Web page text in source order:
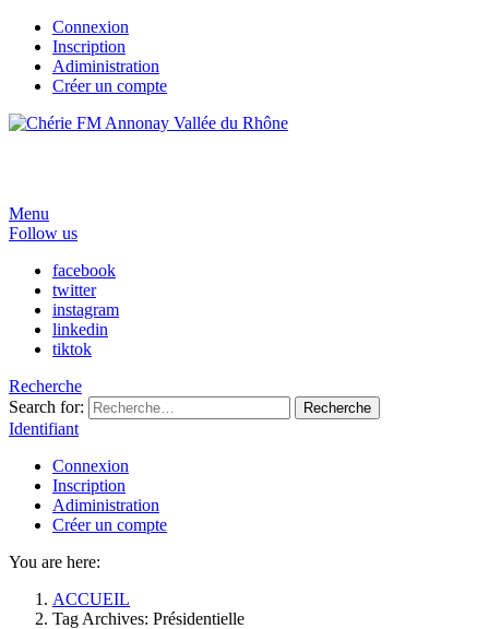
Connexion
Inscription
Adiministration
Créer un compte
Menu
Follow us
facebook
twitter
instagram
linkedin
tiktok
Recherche
Search for:
Recherche
Identifiant
Connexion
Inscription
Adiministration
Créer un compte
You are here:
ACCUEIL
Tag Archives: Présidentielle